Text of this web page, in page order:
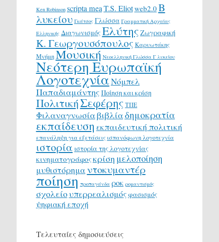
Ken Robinson scripta meaT.S. Eliotweb2.0 Β
λυκείου Γκάτσος Γλώσσα Γραμματική Αρχαίας
Ελληνικής ΔιαγωνισμόςΕλύτης Ζωγραφική
Κ. Γεωργουσόπουλος Καρυωτάκης
ΜνήμηΜουσική Νεοελληνική Γλώσσα Γ λυκείου
Νεότερη Ευρωπαϊκή
ΛογοτεχνίαΝόμπελ
Παπαδιαμάντης Ποίηση και κρίση
ΠολιτικήΣεφέρης ΤΠΕ
Φιλαναγνωσίαβιβλίαδημοκρατία
εκπαίδευση εκπαιδευτική πολιτική
επανάληψη για εξετάσεις ισπανόφωνη λογοτεχνία
ιστορία ιστορία της λογοτεχνίας
κινηματογράφοςκρίση μελοποίηση
μυθιστόρημα ντοκυμαντέρ
ποίηση προπαγάνδα ροκ ρομαντισμός
σχολείουπερρεαλισμόςφασισμός
ψηφιακή εποχή
Τελευταίες δημοσιεύσεις